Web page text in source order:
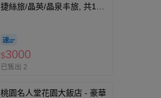
捷絲旅/晶英/晶泉丰旅, 共13
$3000
已售出 2
桃園名人堂花園大飯店 - 豪華